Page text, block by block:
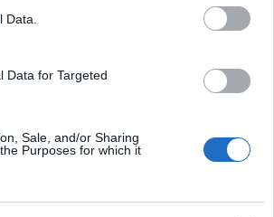
Data for Targeted
Sale, and/or Sharing
Purposes for which it